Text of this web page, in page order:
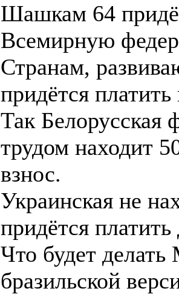
придётся
Что будет
бразильской
Но это цветочки.
Начнётся
замалчивалось,
наружу.
Как поведут
всегда ждут
Олимпийских
Без их